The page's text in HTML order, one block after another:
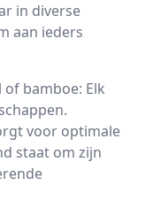
in diverse
aan ieders
bamboe: Elk
voor optimale
staat om zijn